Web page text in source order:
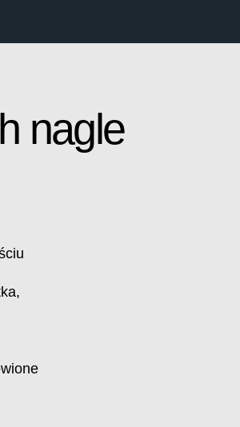
nagle